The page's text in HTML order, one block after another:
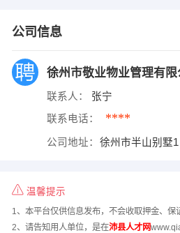
公司信息
徐州市敬业物业管理有限
联系人： 张宁
联系电话： ****
公司地址： 徐州市半山别墅
温馨提示
1、本平台仅供信息发布，不会收取押金、保
2、请告知用人单位，是在沛县人才网